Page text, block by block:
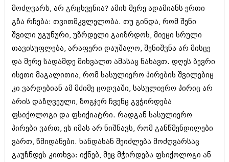
ოქტომბერი 2010 (341)
სექტემბერი 2010 (449)
აგვისტო 2010 (461)
ივლისი 2010 (556)
ივნისი 2010 (685)
აპრილი 2010 (229)
მარტი 2010 (454)
თებერვალი 2010 (421)
იანვარი 2010 (422)
დეკემბერი 2009 (510)
ნოემბერი 2009 (308)
ოქტომბერი 2009 (382)
სექტემბერი 2009 (541)
აგვისტო 2009 (14)
ივლისი 2009 (118)
მოძღვარს, არ გრცხვენია? ამის მერე ადამიანს ერთი
გზა რჩება: თვითმკვლელობა. თუ გინდა, რომ შენი
შვილი უგუნური, უზრდელი გაიზრდოს, მიეცი სრული
თავისუფლება, არაფერი დაუშალო, შენიშვნა არ მისცე
და მერე სადამდე მიხვალთ ამასაც ნახავთ. დღეს ბევრი
ისეთი მაგალითია, რომ სასულიერო პირების შვილებიც
კი ვარდებიან ამ მძიმე ცოდვაში, სასულიერო პირიც არ
არის დაზღვეული, ზოგჯერ ჩვენც გვჭირდება
ფსიქოლოგი და ფსიქიატრი. რადგან სასულიერო
პირები ვართ, ეს იმას არ ნიშნავს, რომ განწმენდილები
ვართ, წმიდანები. ხანდახან შეიძლება მოძღვარსაც
გაუჩნდეს კითხვა: იქნებ, მეც მჭირდება ფსიქოლოგი ან